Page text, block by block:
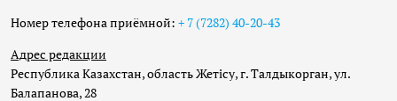
Номер телефона приёмной: + 7 (7282) 40-20-43
Адрес редакции
Республика Казахстан, область Жетісу, г. Талдыкорган, ул.
Балапанова, 28